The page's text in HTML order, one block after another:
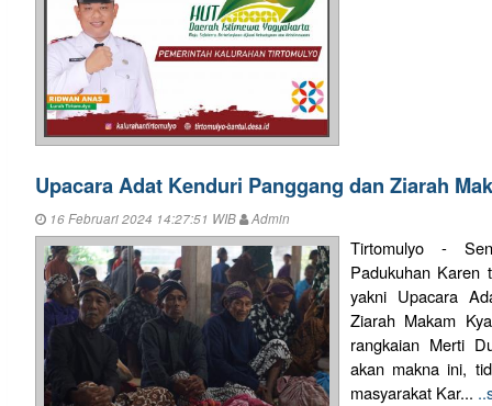
Upacara Adat Kenduri Panggang dan Ziarah
16 Februari 2024 14:27:51 WIB Admin
Tirtomulyo -
Padukuhan Karen
yakni Upacara
Ziarah Makam
rangkaian Merti
akan makna ini,
masyarakat Kar...